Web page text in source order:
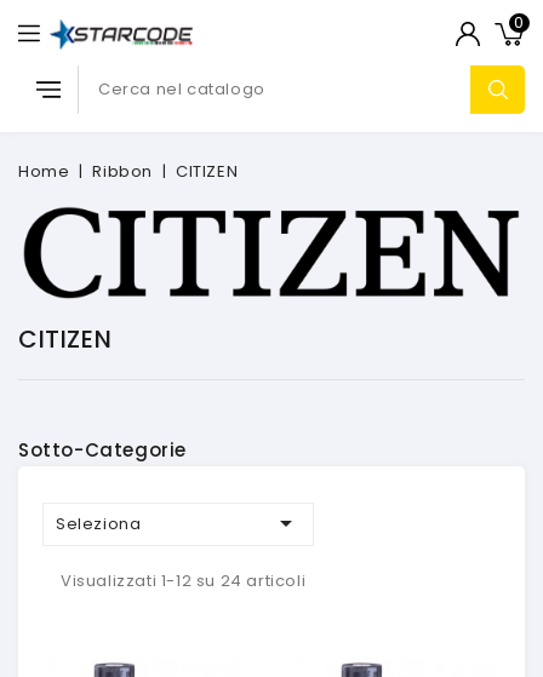
0
Home Ribbon CITIZEN
CITIZEN
Sotto-Categorie
Seleziona 
Visualizzati 1-12 su 24 articoli